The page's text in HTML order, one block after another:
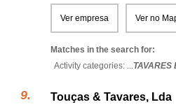
Ver empresa Ver no
Matches in the search for:
Activity categories: ...TAVARES
Touças & Tavares, Lda